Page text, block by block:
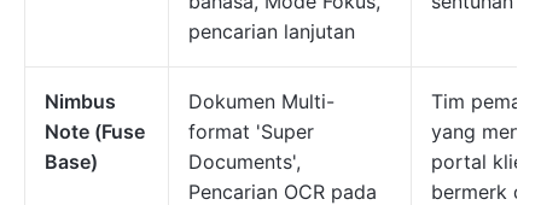
pencarian lanjutan
Nimbus
Note (Fuse
Base)
Dokumen Multi-
format 'Super
Documents',
Pencarian OCR pada
Tim
yang
portal klien
bermerk